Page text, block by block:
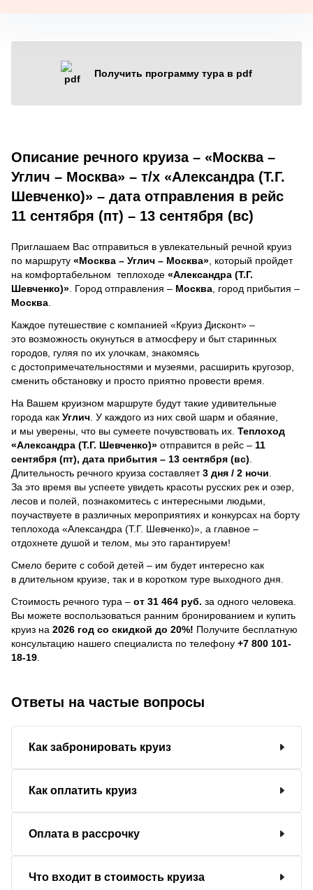
Получить программу тура в pdf
Описание речного круиза – «Москва –
Углич – Москва» – т/х «Александра (Т.Г.
Шевченко)» – дата отправления в рейс
11 сентября (пт) – 13 сентября (вс)
Приглашаем Вас отправиться в увлекательный речной круиз
по маршруту «Москва – Углич – Москва» , который пройдет
на комфортабельном теплоходе «Александра (Т.Г.
Шевченко)» . Город отправления – Москва , город прибытия –
Москва
Каждое путешествие с компанией «Круиз Дисконт» –
это возможность окунуться в атмосферу и быт старинных
городов, гуляя по их улочкам, знакомясь
с достопримечательностями и музеями, расширить кругозор,
сменить обстановку и просто приятно провести время.
На Вашем круизном маршруте будут такие удивительные
города как Углич . У каждого из них свой шарм и обаяние,
и мы уверены, что вы сумеете почувствовать их. Теплоход
«Александра (Т.Г. Шевченко)» отправится в рейс – 11
сентября (пт), дата прибытия – 13 сентября (вс)
Длительность речного круиза составляет3 дня / 2 ночи
За это время вы успеете увидеть красоты русских рек и озер,
лесов и полей, познакомитесь с интересными людьми,
поучаствуете в различных мероприятиях и конкурсах на борту
теплохода «Александра (Т.Г. Шевченко)», а главное –
отдохнете душой и телом, мы это гарантируем!
Смело берите с собой детей – им будет интересно как
в длительном круизе, так и в коротком туре выходного дня.
Стоимость речного тура – от 31 464 руб. за одного человека.
Вы можете воспользоваться ранним бронированием и купить
круиз на 2026 год со скидкой до 20%! Получите бесплатную
консультацию нашего специалиста по телефону +7 800 101-
18-19
Ответы на частые вопросы
Как забронировать круиз
Как оплатить круиз
Оплата в рассрочку
Что входит в стоимость круиза